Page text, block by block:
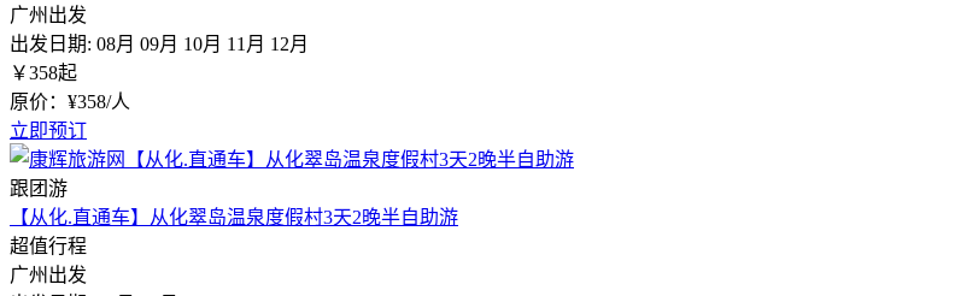
广州出发
出发日期: 08月 09月 10月 11月 12月
￥358起
原价：¥358/人
立即预订
跟团游
【从化.直通车】从化翠岛温泉度假村3天2晚半自助游
超值行程
广州出发